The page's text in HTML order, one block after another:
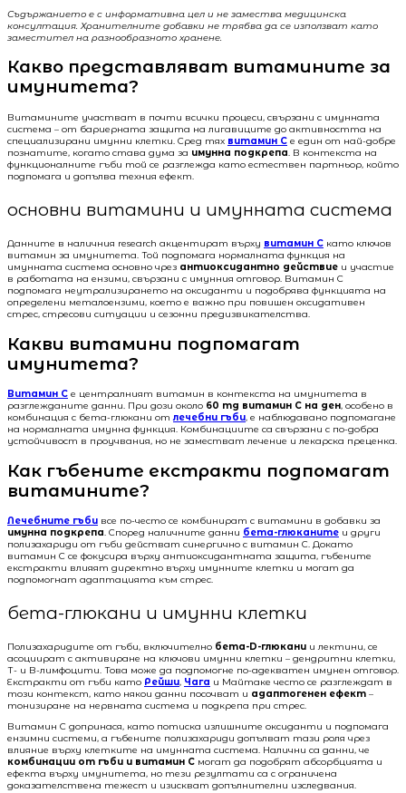
Съдържанието е с информативна цел и не замества медицинска
консултация. Хранителните добавки не трябва да се използват като
заместител на разнообразното хранене.
Какво представляват витамините за
имунитета?
Витамините участват в почти всички процеси, свързани с имунната
система – от бариерната защита на лигавиците до активността на
специализирани имунни клетки. Сред тях витамин C е един от най-добре
познатите, когато става дума за имунна подкрепа. В контекста на
функционалните гъби той се разглежда като естествен партньор, който
подпомага и допълва техния ефект.
основни витамини и имунната система
Данните в наличния research акцентират върху витамин C като ключов
витамин за имунитета. Той подпомага нормалната функция на
имунната система основно чрез антиоксидантно действие и участие
в работата на ензими, свързани с имунния отговор. Витамин C
подпомага неутрализирането на оксиданти и подобрява функцията на
определени металоензими, което е важно при повишен оксидативен
стрес, стресови ситуации и сезонни предизвикателства.
Какви витамини подпомагат
имунитета?
Витамин C е централният витамин в контекста на имунитета в
разглежданите данни. При дози около 60 mg витамин C на ден, особено в
комбинация с бета-глюкани отлечебни гъби, е наблюдавано подпомагане
на нормалната имунна функция. Комбинациите са свързани с по-добра
устойчивост в проучвания, но не заместват лечение и лекарска преценка.
Как гъбените екстракти подпомагат
витамините?
Лечебните гъби все по-често се комбинират с витамини в добавки за
имунна подкрепа. Според наличните данни бета-глюканите и други
полизахариди от гъби действат синергично с витамин C. Докато
витамин C се фокусира върху антиоксидантната защита, гъбените
екстракти влияят директно върху имунните клетки и могат да
подпомогнат адаптацията към стрес.
бета-глюкани и имунни клетки
Полизахаридите от гъби, включително бета-D-глюкани и лектини, се
асоциират с активиране на ключови имунни клетки – дендритни клетки,
Т- и В-лимфоцити. Това може да подпомогне по-адекватен имунен отговор.
Екстракти от гъби като Рейши, Чага и Майтаке често се разглеждат в
този контекст, като някои данни посочват и адаптогенен ефект –
тонизиране на нервната система и подкрепа при стрес.
Витамин C допринася, като потиска излишните оксиданти и подпомага
ензимни системи, а гъбените полизахариди допълват тази роля чрез
влияние върху клетките на имунната система. Налични са данни, че
комбинации от гъби и витамин C могат да подобрят абсорбцията и
ефекта върху имунитета, но тези резултати са с ограничена
доказателствена тежест и изискват допълнителни изследвания.